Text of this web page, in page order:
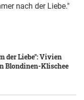
nach der Liebe."
der Liebe": Vivien
Blondinen-Klischee